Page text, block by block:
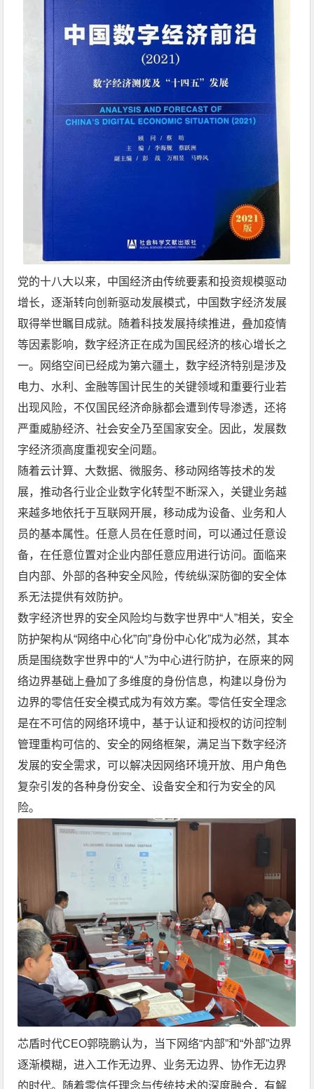
党的十八大以来，中国经济由传统要素和投资规模驱动
增长，逐渐转向创新驱动发展模式，中国数字经济发展
取得举世瞩目成就。随着科技发展持续推进，叠加疫情
等因素影响，数字经济正在成为国民经济的核心增长之
一。网络空间已经成为第六疆土，数字经济特别是涉及
电力、水利、金融等国计民生的关键领域和重要行业若
出现风险，不仅国民经济命脉都会遭到传导渗透，还将
严重威胁经济、社会安全乃至国家安全。因此，发展数
字经济须高度重视安全问题。
随着云计算、大数据、微服务、移动网络等技术的发
展，推动各行业企业数字化转型不断深入，关键业务越
来越多地依托于互联网开展，移动成为设备、业务和人
员的基本属性。任意人员在任意时间，可以通过任意设
备，在任意位置对企业内部任意应用进行访问。面临来
自内部、外部的各种安全风险，传统纵深防御的安全体
系无法提供有效防护。
数字经济世界的安全风险均与数字世界中“人”相关，安全
防护架构从“网络中心化”向”身份中心化”成为必然，其本
质是围绕数字世界中的“人”为中心进行防护，在原来的网
络边界基础上叠加了多维度的身份信息，构建以身份为
边界的零信任安全模式成为有效方案。零信任安全理念
是在不可信的网络环境中，基于认证和授权的访问控制
管理重构可信的、安全的网络框架，满足当下数字经济
发展的安全需求，可以解决因网络环境开放、用户角色
复杂引发的各种身份安全、设备安全和行为安全的风
险。
芯盾时代CEO郭晓鹏认为，当下网络“内部”和“外部”边界
逐渐模糊，进入工作无边界、业务无边界、协作无边界
的时代。随着零信任理念与传统技术的深度融合，有解